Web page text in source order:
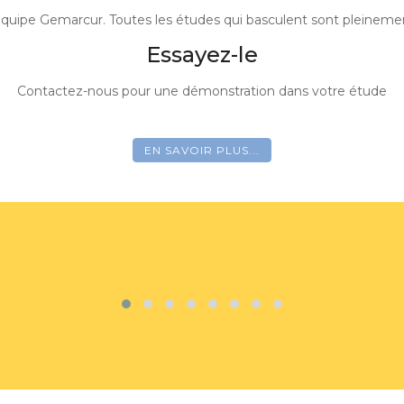
électronique, OCR, Maileva, Envoi & réception de
Découvrez le
Contactez-nous pour une démonstration